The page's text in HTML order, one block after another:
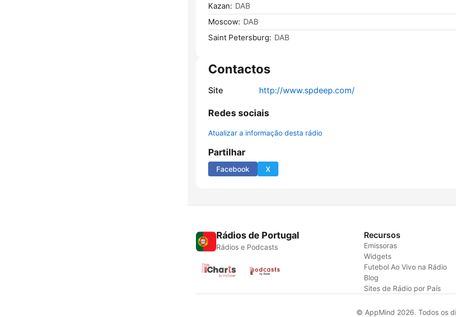
Kazan: DAB
Moscow: DAB
Saint Petersburg: DAB
Contactos
Site http://www.spdeep.com/
Redes sociais
Atualizar a informação desta rádio
Partilhar
Facebook X
Rádios de Portugal
Rádios e Podcasts
Recursos
Emissoras
Widgets
Futebol Ao Vivo na Rádio
Blog
Sites de Rádio por País
© AppMind 2026. Todos os